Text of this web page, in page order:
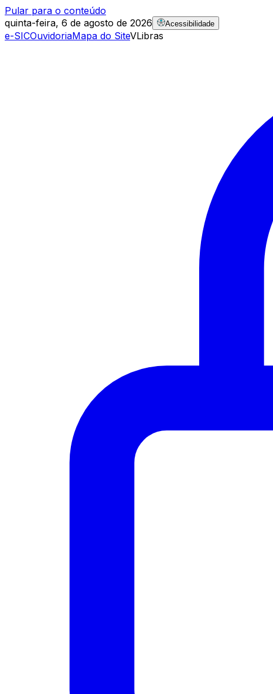
Pular para o conteúdo
quinta-feira, 6 de agosto de 2026
Acessibilidade
e-SICOuvidoriaMapa do SiteVLibras